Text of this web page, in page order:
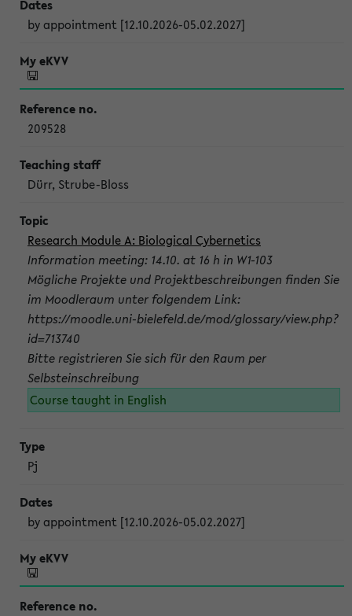
by appointment [12.10.2026-05.02.2027]
209528
Dürr, Strube-Bloss
Research Module A: Biological Cybernetics
Information meeting: 14.10. at 16 h in W1-103
Mögliche Projekte und Projektbeschreibungen finden Sie
im Moodleraum unter folgendem Link:
https://moodle.uni-bielefeld.de/mod/glossary/view.php?
id=713740
Bitte registrieren Sie sich für den Raum per
Selbsteinschreibung
Course taught in English
Pj
by appointment [12.10.2026-05.02.2027]